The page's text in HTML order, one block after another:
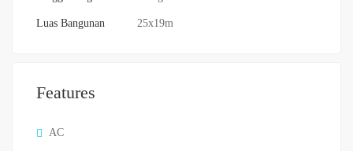
Luas Bangunan 25x19m
Features
AC